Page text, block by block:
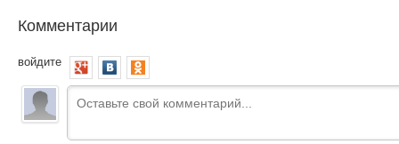
Комментарии
войдите